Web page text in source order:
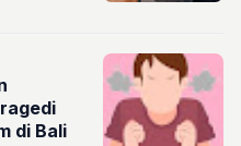
di Bali